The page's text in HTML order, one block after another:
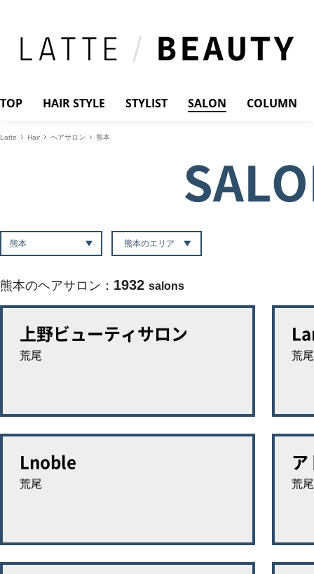
TOP HAIR STYLE STYLIST SALON COLUMN
Latte Hair ヘアサロン 熊本
熊本のエリア
熊本のヘアサロン： 1932 salons
上野ビューティサロン
荒尾 荒尾
Lnoble
荒尾 荒尾